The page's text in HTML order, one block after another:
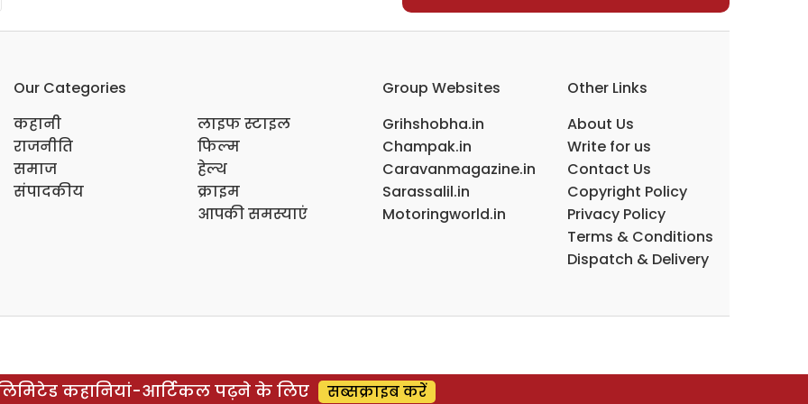
Our Categories
कहानी
राजनीति
समाज
संपादकीय
लाइफ स्टाइल
फिल्म
हेल्थ
क्राइम
आपकी समस्याएं
Group Websites
Grihshobha.in
Champak.in
Caravanmagazine.in
Sarassalil.in
Motoringworld.in
Other Links
About Us
Write for us
Contact Us
Copyright Policy
Privacy Policy
Terms & Conditions
Dispatch & Delivery
कहानियां-आर्टिकल पढ़ने के लिए सब्सक्राइब करें